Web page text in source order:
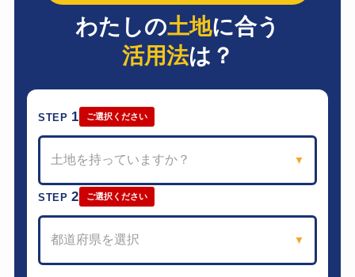
わたしの土地に合う
活用法は？
STEP 1 ご選択ください
土地を持っていますか？ ▼
STEP2 ご選択ください
都道府県を選択 ▼